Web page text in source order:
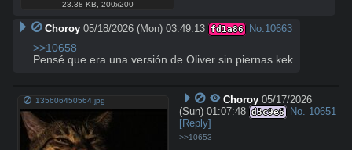
23.38 KB 200x200
Choroy 05/18/2026 (Mon) 03:49:13 fd1a86 No.10663
>>10658
Pensé que era una versión de Oliver sin piernas kek
135606450564.jpg Choroy 05/17/2026
(Sun) 01:07:48 d3c9e6 No. 10651
[Reply]
>>10653